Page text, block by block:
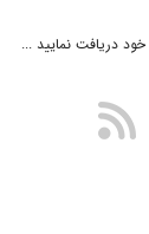
دریافت نمایید ...